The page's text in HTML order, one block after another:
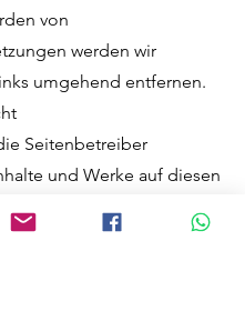
von
werden wir
umgehend entfernen.
Seitenbetreiber
und Werke auf diesen
Urheberrecht. Die